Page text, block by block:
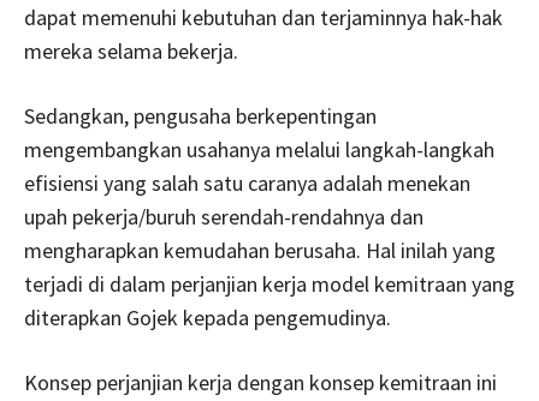
dapat memenuhi kebutuhan dan terjaminnya hak-hak
mereka selama bekerja.
Sedangkan, pengusaha berkepentingan
mengembangkan usahanya melalui langkah-langkah
efisiensi yang salah satu caranya adalah menekan
upah pekerja/buruh serendah-rendahnya dan
mengharapkan kemudahan berusaha. Hal inilah yang
terjadi di dalam perjanjian kerja model kemitraan yang
diterapkan Gojek kepada pengemudinya.
Konsep perjanjian kerja dengan konsep kemitraan ini